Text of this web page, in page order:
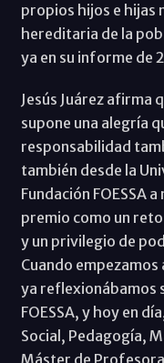
propios hijos e hijas
hereditaria de la
ya en su informe de
Jesús Juárez
supone una alegría
responsabilidad
también desde la
Fundación FOESSA
premio como un
y un privilegio de
Cuando
ya reflexionábamos
FOESSA, y hoy en
Social, Pedagogía,